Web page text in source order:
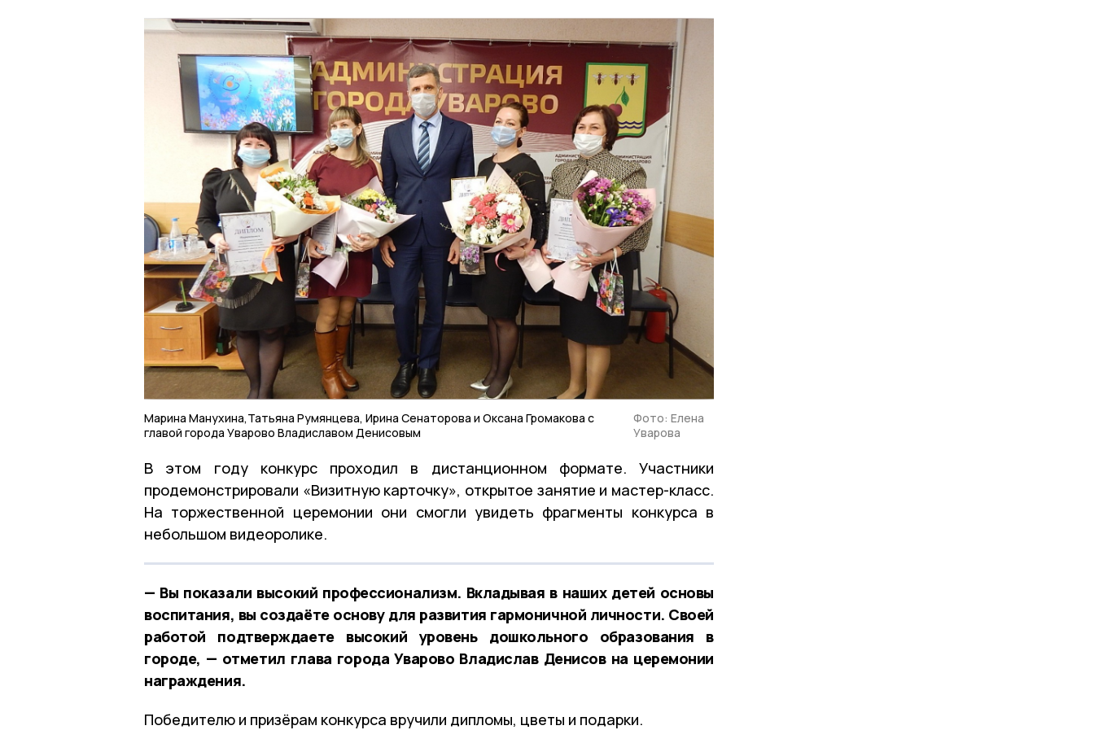
Марина Манухина,Татьяна Румянцева, Ирина Сенаторова и Оксана Громакова с
главой города Уварово Владиславом Денисовым
Фото: Елена
Уварова
В этом году конкурс проходил в дистанционном формате. Участники
продемонстрировали «Визитную карточку», открытое занятие и мастер-класс.
На торжественной церемонии они смогли увидеть фрагменты конкурса в
небольшом видеоролике.
— Вы показали высокий профессионализм. Вкладывая в наших детей основы
воспитания, вы создаёте основу для развития гармоничной личности. Своей
работой подтверждаете высокий уровень дошкольного образования в
городе, — отметил глава города Уварово Владислав Денисов на церемонии
награждения.
Победителю и призёрам конкурса вручили дипломы, цветы и подарки.